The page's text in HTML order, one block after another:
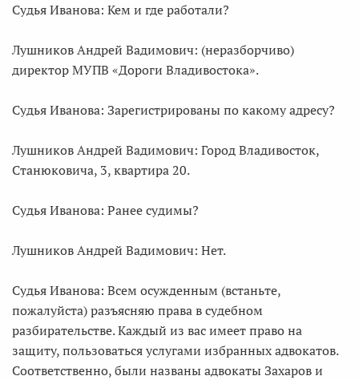
Судья Иванова: Кем и где работали?
Лушников Андрей Вадимович: (неразборчиво)
директор МУПВ «Дороги Владивостока».
Судья Иванова: Зарегистрированы по какому адресу?
Лушников Андрей Вадимович: Город Владивосток,
Станюковича, 3, квартира 20.
Судья Иванова: Ранее судимы?
Лушников Андрей Вадимович: Нет.
Судья Иванова: Всем осужденным (встаньте,
пожалуйста) разъясняю права в судебном
разбирательстве. Каждый из вас имеет право на
защиту, пользоваться услугами избранных адвокатов.
Соответственно, были названы адвокаты Захаров и